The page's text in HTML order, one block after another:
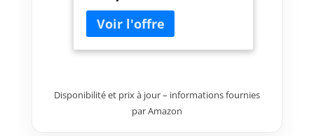
délimiter massifs, pelouse et
chemins Accroche-regard: La
clôture potager séduit en style
vintage - Design antique noir
facilement en plantant les
piquets dans la terre Essentiel:
Disponibilité et prix à jour – informations fournies
par Amazon